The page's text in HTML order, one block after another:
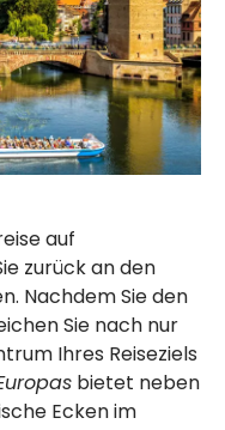
auf
zurück an den
Nachdem Sie den
Sie nach nur
Ihres Reiseziels
bietet neben
Ecken im